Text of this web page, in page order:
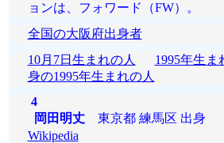
ョンは、フォワード（FW）。
全国の大阪府出身者
10月7日生まれの人
1995年生ま
身の1995年生まれの人
4
岡田明丈東京都 練馬区 出身
Wikipedia